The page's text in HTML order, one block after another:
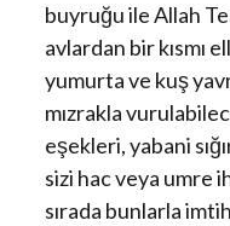
buyruğu ile Allah
avlardan bir kısmı
yumurta ve kuş
mızrakla
eşekleri, yabani
sizi hac veya umre
sırada bunlarla